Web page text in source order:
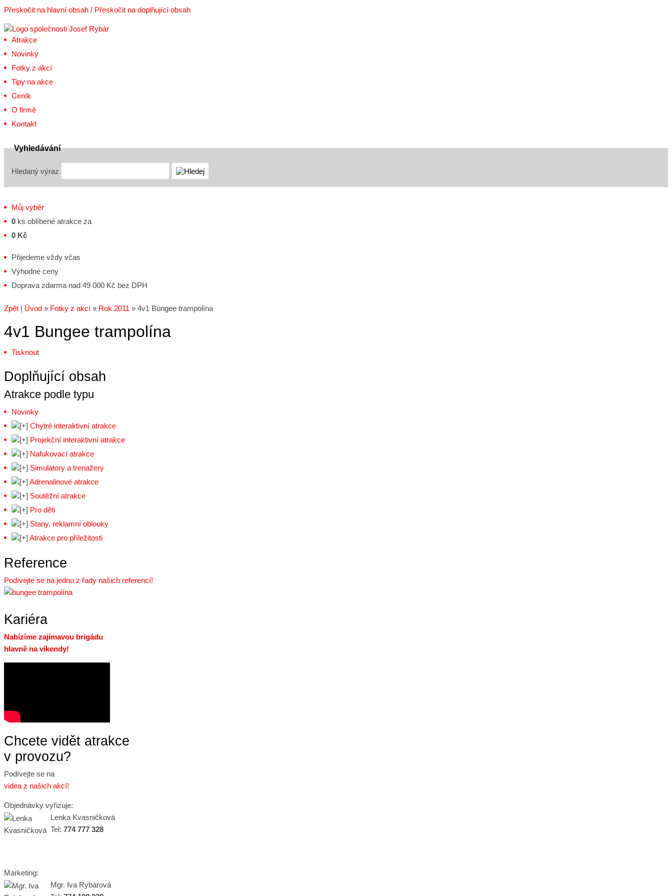
Přeskočit na hlavní obsah / Přeskočit na doplňující obsah
Atrakce
Novinky
Fotky z akcí
Tipy na akce
Ceník
O firmě
Kontakt
Vyhledávání
Hledaný výraz
Můj výběr
0 ks oblíbené atrakce za
0 Kč
Přijedeme vždy včas
Výhodné ceny
Doprava zdarma nad 49 000 Kč bez DPH
Zpět | Úvod » Fotky z akcí » Rok 2011 » 4v1 Bungee trampolína
4v1 Bungee trampolína
Tisknout
Doplňující obsah
Atrakce podle typu
Novinky
Chytré interaktivní atrakce
Projekční interaktivní atrakce
Nafukovací atrakce
Simulátory a trenažery
Adrenalinové atrakce
Soutěžní atrakce
Pro děti
Stany, reklamní oblouky
Atrakce pro příležitosti
Reference
Podívejte se na jednu z řady našich referencí!
Kariéra
Nabízíme zajímavou brigádu
hlavně na víkendy!
Chcete vidět atrakce
v provozu?
Podívejte se na
videa z našich akcí!
Objednávky vyřizuje:
Lenka Kvasničková
Tel: 774 777 328
Marketing:
Mgr. Iva Rybárová